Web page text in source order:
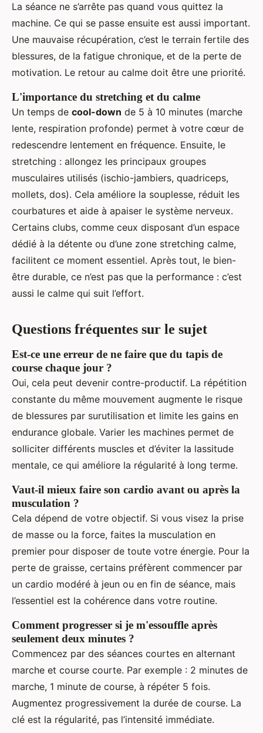
La séance ne s’arrête pas quand vous quittez la
machine. Ce qui se passe ensuite est aussi important.
Une mauvaise récupération, c’est le terrain fertile des
blessures, de la fatigue chronique, et de la perte de
motivation. Le retour au calme doit être une priorité.
L'importance du stretching et du calme
Un temps de cool-down de 5 à 10 minutes (marche
lente, respiration profonde) permet à votre cœur de
redescendre lentement en fréquence. Ensuite, le
stretching : allongez les principaux groupes
musculaires utilisés (ischio-jambiers, quadriceps,
mollets, dos). Cela améliore la souplesse, réduit les
courbatures et aide à apaiser le système nerveux.
Certains clubs, comme ceux disposant d’un espace
dédié à la détente ou d’une zone stretching calme,
facilitent ce moment essentiel. Après tout, le bien-
être durable, ce n’est pas que la performance : c’est
aussi le calme qui suit l’effort.
Questions fréquentes sur le sujet
Est-ce une erreur de ne faire que du tapis de
course chaque jour ?
Oui, cela peut devenir contre-productif. La répétition
constante du même mouvement augmente le risque
de blessures par surutilisation et limite les gains en
endurance globale. Varier les machines permet de
solliciter différents muscles et d’éviter la lassitude
mentale, ce qui améliore la régularité à long terme.
Vaut-il mieux faire son cardio avant ou après la
musculation ?
Cela dépend de votre objectif. Si vous visez la prise
de masse ou la force, faites la musculation en
premier pour disposer de toute votre énergie. Pour la
perte de graisse, certains préfèrent commencer par
un cardio modéré à jeun ou en fin de séance, mais
l’essentiel est la cohérence dans votre routine.
Comment progresser si je m'essouffle après
seulement deux minutes ?
Commencez par des séances courtes en alternant
marche et course courte. Par exemple : 2 minutes de
marche, 1 minute de course, à répéter 5 fois.
Augmentez progressivement la durée de course. La
clé est la régularité, pas l’intensité immédiate.